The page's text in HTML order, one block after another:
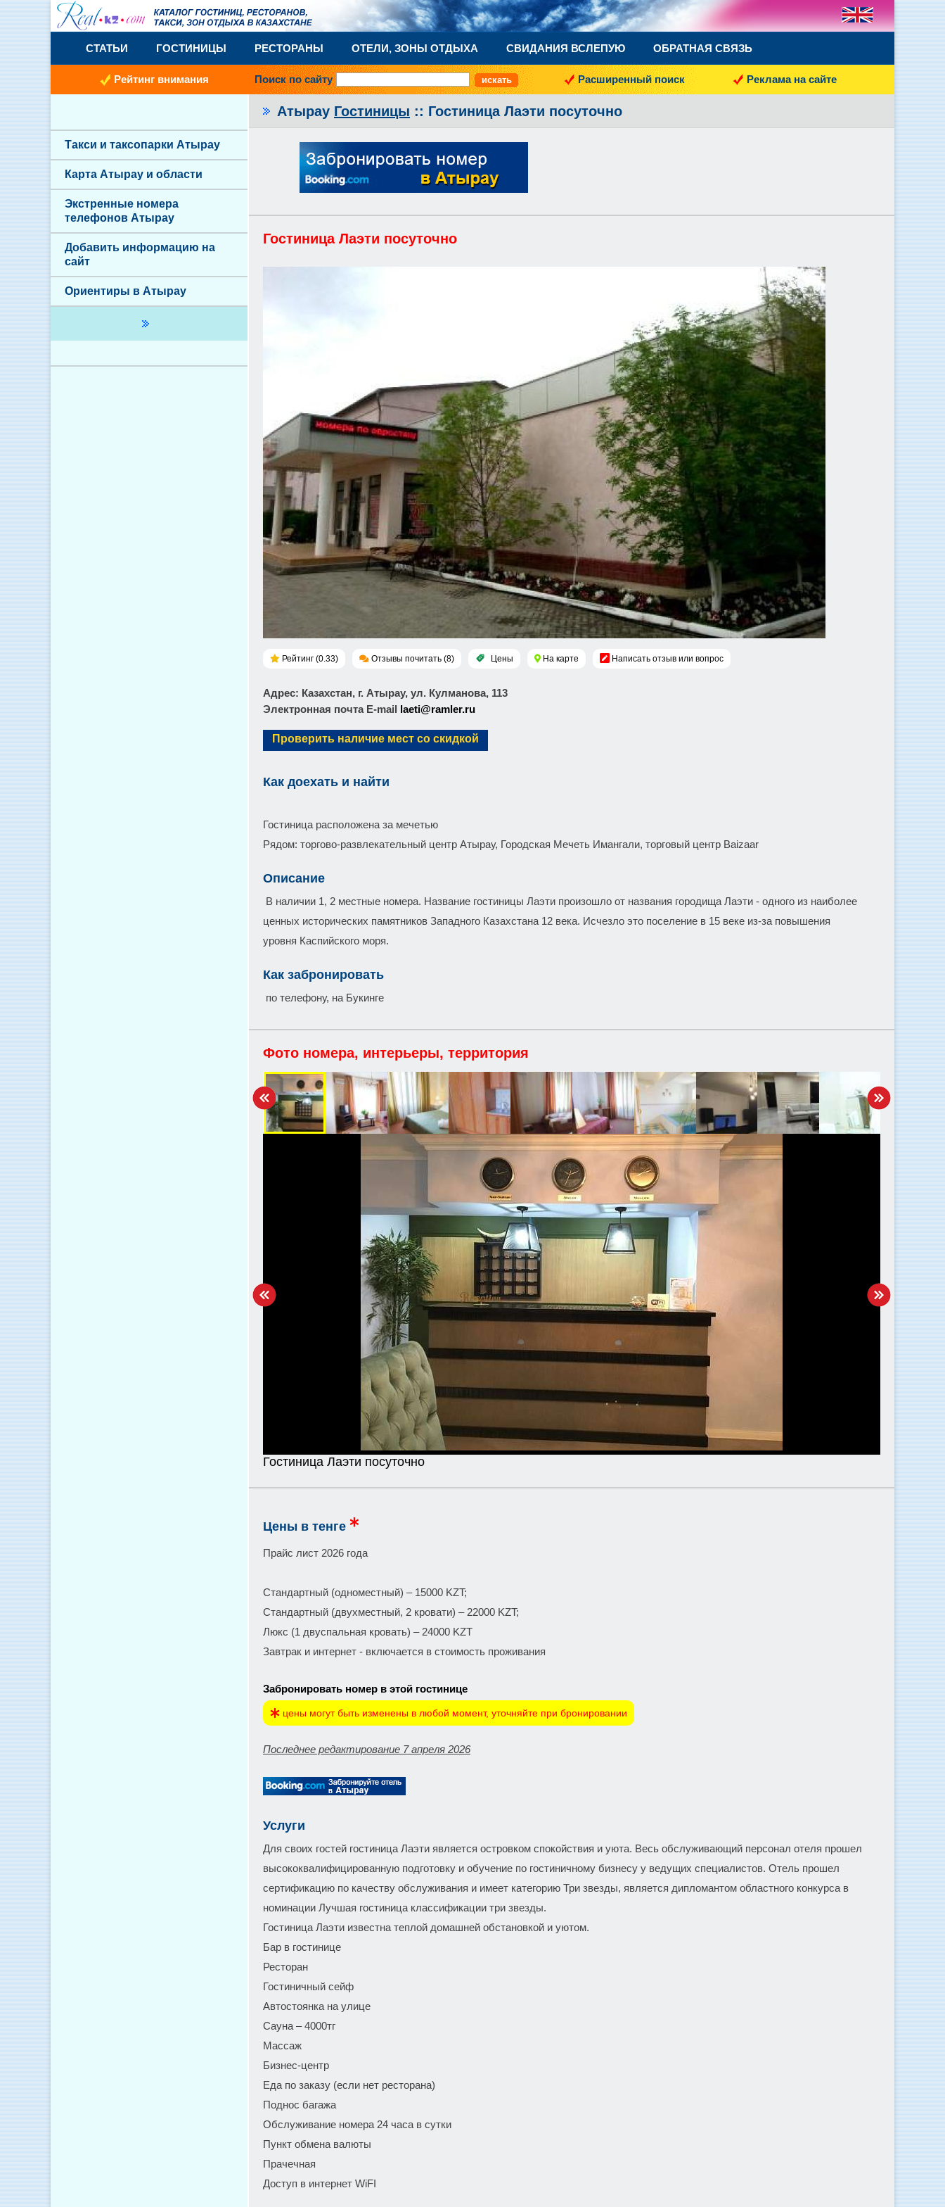
СТАТЬИ ГОСТИНИЦЫ РЕСТОРАНЫ ОТЕЛИ, ЗОНЫ ОТДЫХА СВИДАНИЯ ВСЛЕПУЮ ОБРАТНАЯ СВЯЗЬ
Рейтинг внимания Поиск по сайту Расширенный поиск Реклама на сайте
Атырау Гостиницы :: Гостиница Лаэти посуточно
Гостиница Лаэти посуточно
Рейтинг (0.33) Отзывы почитать (8) Цены На карте Написать отзыв или вопрос
Адрес: Казахстан, г. Атырау, ул. Кулманова, 113
Электронная почта E-mail laeti@ramler.ru
Проверить наличие мест со скидкой
Как доехать и найти
Гостиница расположена за мечетью
Рядом: торгово-развлекательный центр Атырау, Городская Мечеть Имангали, торговый центр Baizaar
Описание
В наличии 1, 2 местные номера. Название гостиницы Лаэти произошло от названия городища Лаэти - одного из наиболее
ценных исторических памятников Западного Казахстана 12 века. Исчезло это поселение в 15 веке из-за повышения
уровня Каспийского моря.
Как забронировать
по телефону, на Букинге
Фото номера, интерьеры, территория
Гостиница Лаэти посуточно
Цены в тенге
Прайс лист 2026 года
Стандартный (одноместный) – 15000 KZT;
Стандартный (двухместный, 2 кровати) – 22000 KZT;
Люкс (1 двуспальная кровать) – 24000 KZT
Завтрак и интернет - включается в стоимость проживания
Забронировать номер в этой гостинице
цены могут быть изменены в любой момент, уточняйте при бронировании
Последнее редактирование 7 апреля 2026
Услуги
Для своих гостей гостиница Лаэти является островком спокойствия и уюта. Весь обслуживающий персонал отеля прошел
высококвалифицированную подготовку и обучение по гостиничному бизнесу у ведущих специалистов. Отель прошел
сертификацию по качеству обслуживания и имеет категорию Три звезды, является дипломантом областного конкурса в
номинации Лучшая гостиница классификации три звезды.
Гостиница Лаэти известна теплой домашней обстановкой и уютом.
Бар в гостинице
Ресторан
Гостиничный сейф
Автостоянка на улице
Сауна – 4000тг
Массаж
Бизнес-центр
Еда по заказу (если нет ресторана)
Поднос багажа
Обслуживание номера 24 часа в сутки
Пункт обмена валюты
Прачечная
Доступ в интернет WiFI
Такси и таксопарки Атырау
Карта Атырау и области
Экстренные номера
телефонов Атырау
Добавить информацию на
сайт
Ориентиры в Атырау